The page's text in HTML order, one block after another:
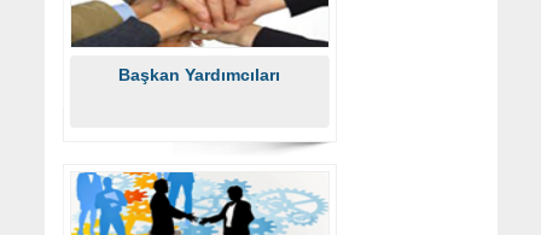
Başkan Yardımcıları